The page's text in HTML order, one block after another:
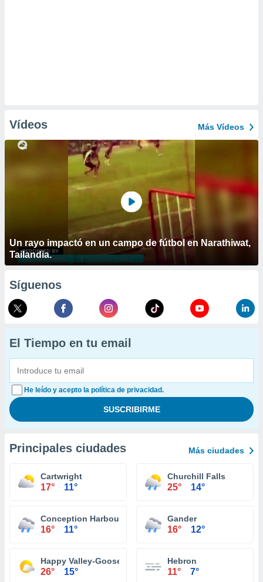
Vídeos Más Vídeos
Un rayo impactó en un campo de fútbol en Narathiwat,
Tailandia.
Síguenos
El Tiempo en tu email
He leído y acepto la política de privacidad.
Principales ciudades Más ciudades
Cartwright
17° 11°
Churchill Falls
25° 14°
Conception Harbour
16° 11°
Gander
16° 12°
Happy Valley-Goose Bay
26° 15°
Hebron
11° 7°